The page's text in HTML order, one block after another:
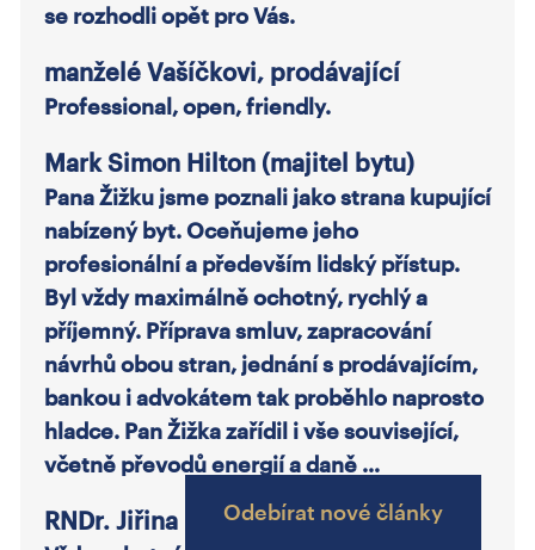
se rozhodli opět pro Vás.
manželé Vašíčkovi, prodávající
Professional, open, friendly.
Mark Simon Hilton (majitel bytu)
Pana Žižku jsme poznali jako strana kupující
nabízený byt. Oceňujeme jeho
profesionální a především lidský přístup.
Byl vždy maximálně ochotný, rychlý a
příjemný. Příprava smluv, zapracování
návrhů obou stran, jednání s prodávajícím,
bankou i advokátem tak proběhlo naprosto
hladce. Pan Žižka zařídil i vše související,
včetně převodů energií a daně …
RNDr. Jiřina Faltová (majitelka bytu)
Odebírat nové články